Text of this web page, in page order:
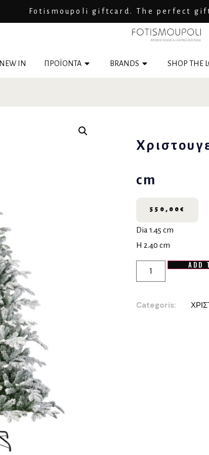
Fotismoupoli giftcard. The perfect
NEW IN ΠΡΟΪΟΝΤΑ BRANDS SHOP THE
cm
550,00€
Dia 1.45 cm
H 2.40 cm
ADD
Categoris: